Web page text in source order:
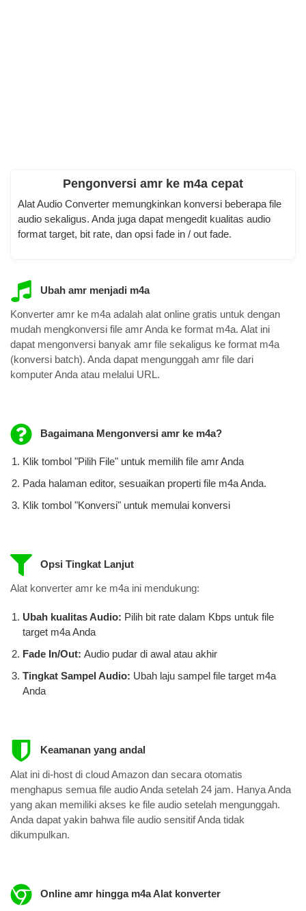
Pengonversi amr ke m4a cepat
Alat Audio Converter memungkinkan konversi beberapa file
audio sekaligus. Anda juga dapat mengedit kualitas audio
format target, bit rate, dan opsi fade in / out fade.
Ubah amr menjadi m4a
Konverter amr ke m4a adalah alat online gratis untuk dengan
mudah mengkonversi file amr Anda ke format m4a. Alat ini
dapat mengonversi banyak amr file sekaligus ke format m4a
(konversi batch). Anda dapat mengunggah amr file dari
komputer Anda atau melalui URL.
Bagaimana Mengonversi amr ke m4a?
Klik tombol "Pilih File" untuk memilih file amr Anda
Pada halaman editor, sesuaikan properti file m4a Anda.
Klik tombol "Konversi" untuk memulai konversi
Opsi Tingkat Lanjut
Alat konverter amr ke m4a ini mendukung:
Ubah kualitas Audio: Pilih bit rate dalam Kbps untuk file
target m4a Anda
Fade In/Out: Audio pudar di awal atau akhir
Tingkat Sampel Audio: Ubah laju sampel file target m4a
Anda
Keamanan yang andal
Alat ini di-host di cloud Amazon dan secara otomatis
menghapus semua file audio Anda setelah 24 jam. Hanya Anda
yang akan memiliki akses ke file audio setelah mengunggah.
Anda dapat yakin bahwa file audio sensitif Anda tidak
dikumpulkan.
Online amr hingga m4a Alat konverter